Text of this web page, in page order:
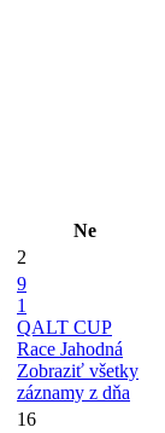
Ne
2
9
1
QALT CUP
Race Jahodná
Zobraziť všetky
záznamy z dňa
16